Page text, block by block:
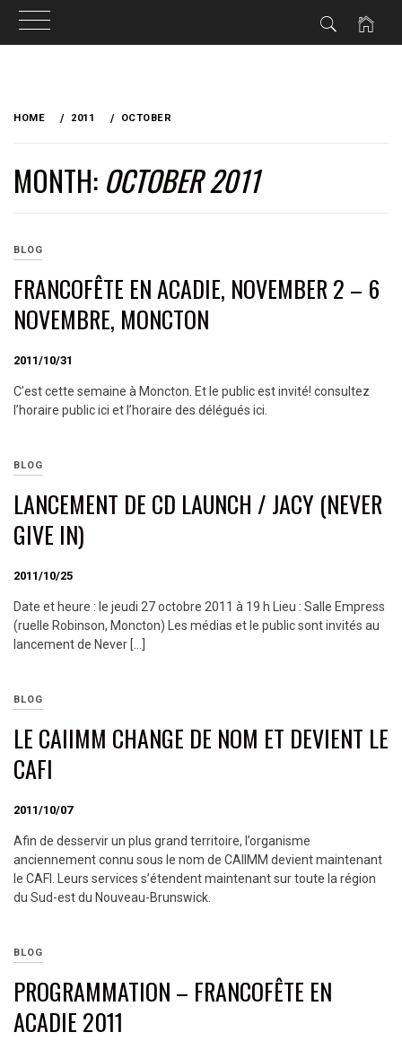
HOME 2011 OCTOBER
MONTH: OCTOBER 2011
BLOG
FRANCOFÊTE EN ACADIE, NOVEMBER 2 – 6
NOVEMBRE, MONCTON
2011/10/31
C’est cette semaine à Moncton. Et le public est invité! consultez
l’horaire public ici et l’horaire des délégués ici.
BLOG
LANCEMENT DE CD LAUNCH / JACY (NEVER
GIVE IN)
2011/10/25
Date et heure : le jeudi 27 octobre 2011 à 19 h Lieu : Salle Empress
(ruelle Robinson, Moncton) Les médias et le public sont invités au
lancement de Never […]
BLOG
LE CAIIMM CHANGE DE NOM ET DEVIENT LE
CAFI
2011/10/07
Afin de desservir un plus grand territoire, l’organisme
anciennement connu sous le nom de CAIIMM devient maintenant
le CAFI. Leurs services s’étendent maintenant sur toute la région
du Sud-est du Nouveau-Brunswick.
BLOG
PROGRAMMATION – FRANCOFÊTE EN
ACADIE 2011